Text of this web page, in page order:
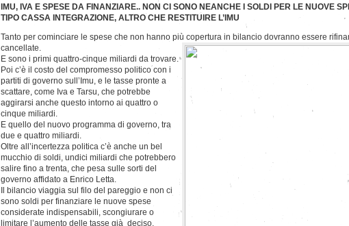
IMU, IVA E SPESE DA FINANZIARE.. NON CI SONO NEANCHE I SOLDI PER LE NUOVE
TIPO CASSA INTEGRAZIONE, ALTRO CHE RESTITUIRE L’IMU
Tanto per cominciare le spese che non hanno più copertura in bilancio dovranno essere
cancellate.
E sono i primi quattro-cinque miliardi da trovare.
Poi c’è il costo del compromesso politico con i
partiti di governo sull’Imu, e le tasse pronte a
scattare, come Iva e Tarsu, che potrebbe
aggirarsi anche questo intorno ai quattro o
cinque miliardi.
E quello del nuovo programma di governo, tra
due e quattro miliardi.
Oltre all’incertezza politica c’è anche un bel
mucchio di soldi, undici miliardi che potrebbero
salire fino a trenta, che pesa sulle sorti del
governo affidato a Enrico Letta.
Il bilancio viaggia sul filo del pareggio e non ci
sono soldi per finanziare le nuove spese
considerate indispensabili, scongiurare o
limitare l’aumento delle tasse già deciso,